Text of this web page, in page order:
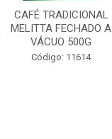
CAFÉ TRADICIONAL
MELITTA FECHADO A
VÁCUO 500G
Código: 11614